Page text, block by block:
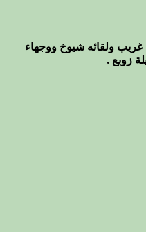
غريب ولقائه شيوخ ووجهاء
زوبع .